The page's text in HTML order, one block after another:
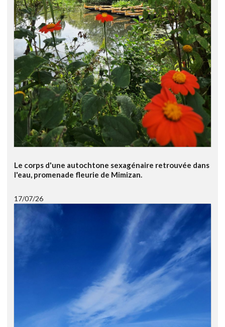
Le corps d'une autochtone sexagénaire retrouvée dans
l'eau, promenade fleurie de Mimizan.
17/07/26